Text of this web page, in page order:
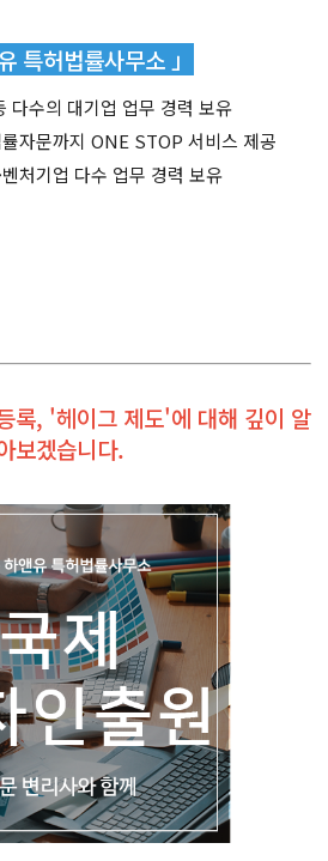
특허법률사무소 」
다수의 대기업 업무 경력 보유
자문까지 ONE STOP 서비스 제공
벤처기업 다수 업무 경력 보유
록, '헤이그 제도'에 대해 깊이 알
보겠습니다.